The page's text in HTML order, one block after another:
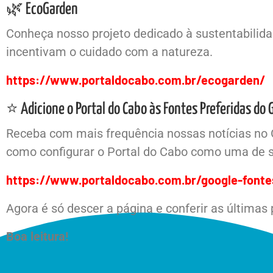
🌿 EcoGarden
Conheça nosso projeto dedicado à
incentivam o cuidado com a natureza.
https://www.portaldocabo.com.br/ecogarden/
⭐ Adicione o Portal do Cabo às Fontes Preferidas do
Receba com mais frequência nossas notícias
como configurar o Portal do Cabo como uma de
https://www.portaldocabo.com.br/google-
Agora é só descer a página e conferir as
Boa leitura!